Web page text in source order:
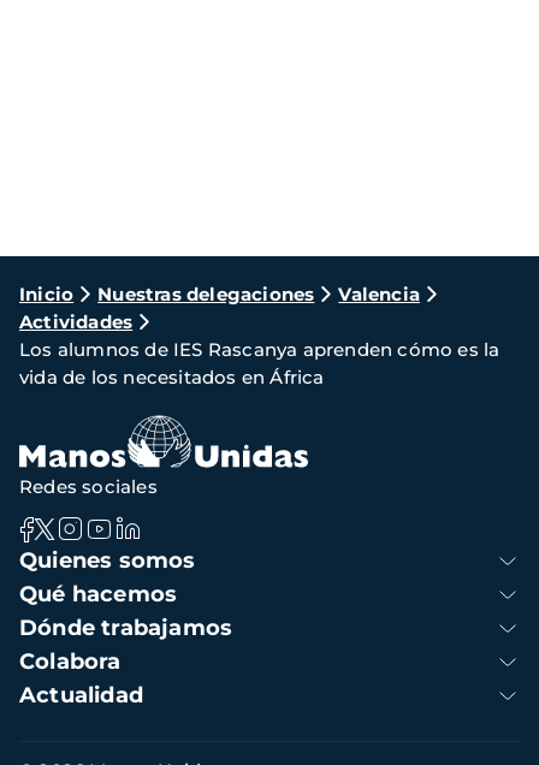
Ruta
de
navegación
Inicio Nuestras delegaciones
Valencia
Actividades
Los alumnos de IES Rascanya aprenden cómo es la
vida de los necesitados en África
Navegación
principal
Quienes somos
Qué hacemos
Dónde trabajamos
Colabora
Actualidad
Redes sociales